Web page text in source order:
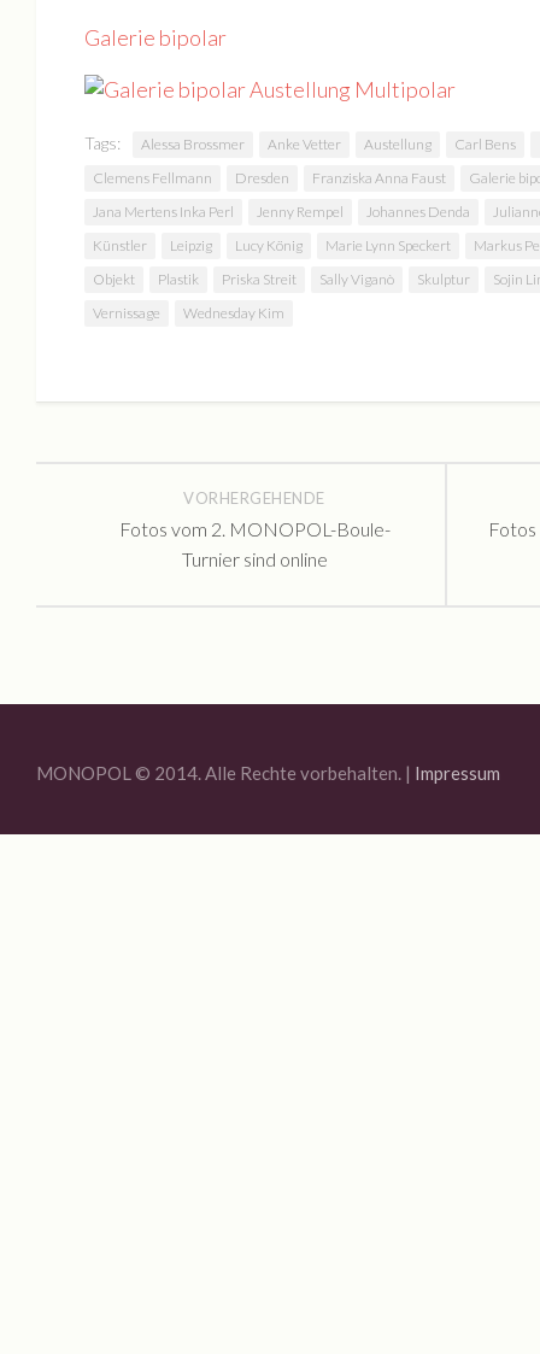
Galerie bipolar
Tags: Alessa Brossmer Anke Vetter Austellung Carl Bens
Clemens Fellmann
Dresden Franziska Anna Faust
Galerie
Jana Mertens Inka Perl
Jenny Rempel Johannes Denda
Künstler
Leipzig Lucy König Marie Lynn Speckert
Markus
Objekt
Plastik Priska Streit Sally Viganò Skulptur
Sojin
Vernissage
Wednesday Kim
VORHERGEHENDE
Fotos vom 2. MONOPOL-Boule-
Turnier sind online
MONOPOL © 2014. Alle Rechte vorbehalten. | Impressum